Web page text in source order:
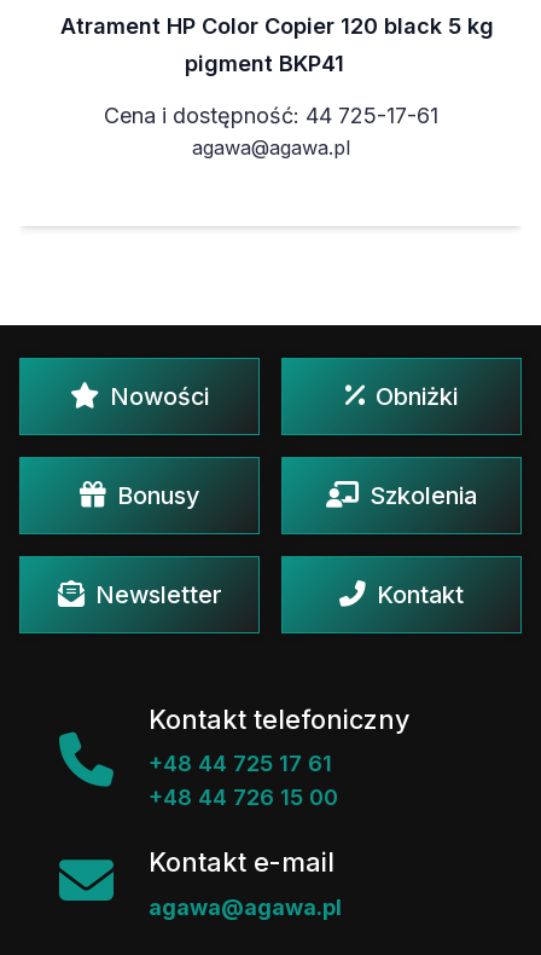
Atrament HP Color Copier 120 black 5 kg
pigment BKP41
Cena i dostępność: 44 725-17-61
agawa@agawa.pl
Nowości Obniżki
Bonusy Szkolenia
Newsletter Kontakt
Kontakt telefoniczny
+48 44 725 17 61
+48 44 726 15 00
Kontakt e-mail
agawa@agawa.pl